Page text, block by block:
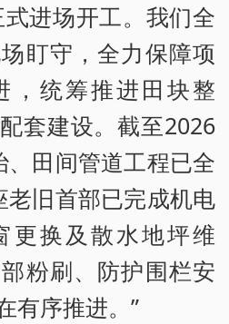
进场开工。我们全
盯守，全力保障项
，统筹推进田块整
套建设。截至2026
田间管道工程已全
旧首部已完成机电
更换及散水地坪维
粉刷、防护围栏安
有序推进。”